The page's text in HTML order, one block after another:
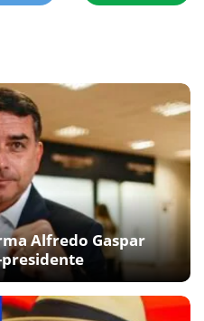
Alfredo Gaspar